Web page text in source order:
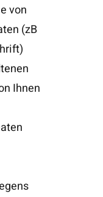
von
(zB
Ihnen